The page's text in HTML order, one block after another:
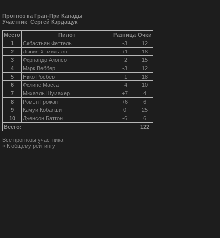
Прогноз на Гран-При Канады
Участник: Сергей Кардащук
Место Пилот Разница Очки
1
Себастьян Феттель -3
12
2
Льюис Хэмильтон +1
18
3
Фернандо Алонсо -2
15
4
Марк Веббер -3
12
5
Нико Росберг -1
18
6
Фелипе Масса -4
10
7
Михаэль Шумахер +7
4
8
Ромэн Грожан +6
6
9
Камуи Кобаяши 0
25
10
Дженсон Баттон -6
6
Всего:
122
Все прогнозы участника
« К общему рейтингу